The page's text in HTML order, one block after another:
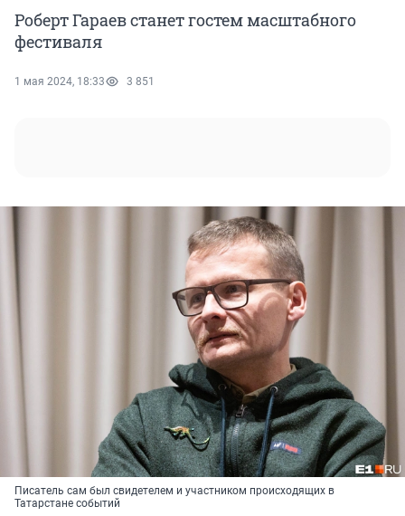
Роберт Гараев станет гостем масштабного
фестиваля
1 мая 2024, 18:33 3 851
Писатель сам был свидетелем и участником происходящих в
Татарстане событий